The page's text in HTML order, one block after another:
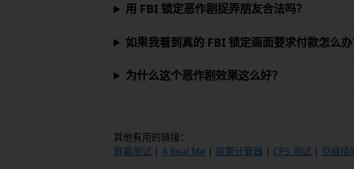
用 FBI 锁定恶作剧捉弄朋友合法吗？
如果我看到真的 FBI 锁定画面要求付款怎么办
为什么这个恶作剧效果这么好？
其他有用的链接：
屏幕测试 | A Real Me | 股票计算器 | CPS 测试 | 见缝插